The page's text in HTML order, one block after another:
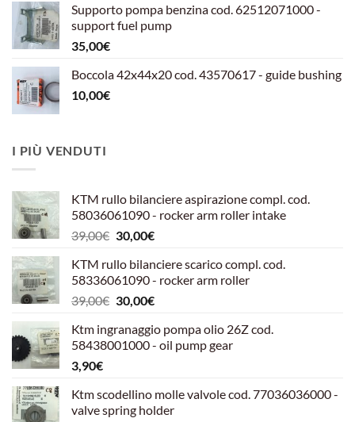
era:
599,00€.
è:
540,00€.
Supporto pompa benzina cod. 62512071000 -
support fuel pump
35,00€
Boccola 42x44x20 cod. 43570617 - guide bushing
10,00€
I PIÙ VENDUTI
KTM rullo bilanciere aspirazione compl. cod.
58036061090 - rocker arm roller intake
39,00€ Il
originale
era:
39,00€.
30,00€Il
attuale
è:
30,00€.
KTM rullo bilanciere scarico compl. cod.
58336061090 - rocker arm roller
39,00€ Il
originale
era:
30,00€Il
attuale
è:
Ktm ingranaggio pompa olio 26Z cod.
58438001000 - oil pump gear
3,90€
Ktm scodellino molle valvole cod. 77036036000 -
valve spring holder